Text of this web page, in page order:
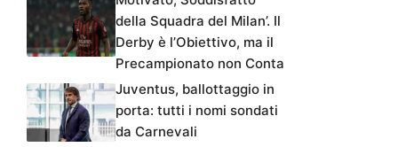
della Squadra del Milan’. Il
Derby è l’Obiettivo, ma il
Precampionato non Conta
Juventus, ballottaggio in
porta: tutti i nomi sondati
da Carnevali